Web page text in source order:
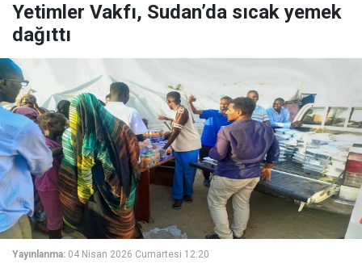
Yetimler Vakfı, Sudan’da sıcak yemek
dağıttı
Yayınlanma: 04 Nisan 2026 Cumartesi 12:20